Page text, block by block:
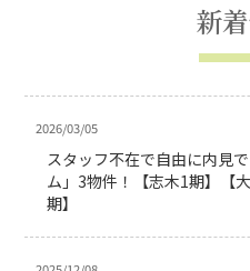
新
2026/03/05
スタッフ不在で自由に内見
ム」3物件！【志木1期】【
期】